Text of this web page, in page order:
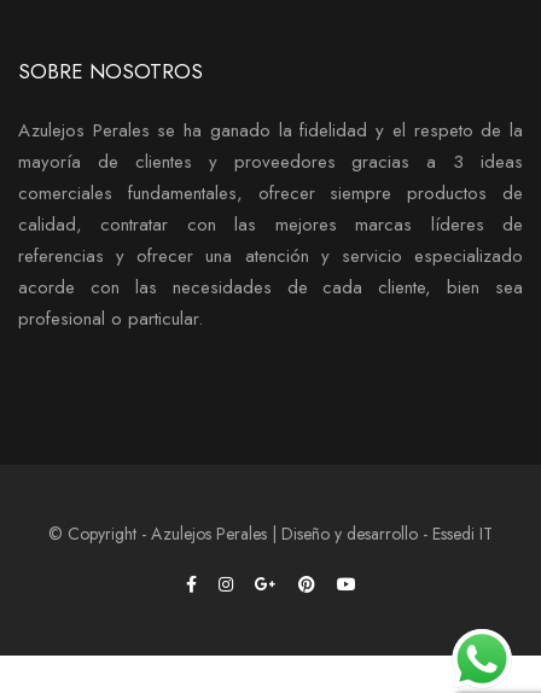
SOBRE NOSOTROS
Azulejos Perales se ha ganado la fidelidad y el respeto de la
mayoría de clientes y proveedores gracias a 3 ideas
comerciales fundamentales, ofrecer siempre productos de
calidad, contratar con las mejores marcas líderes de
referencias y ofrecer una atención y servicio especializado
acorde con las necesidades de cada cliente, bien sea
profesional o particular.
© Copyright - Azulejos Perales | Diseño y desarrollo - Essedi IT